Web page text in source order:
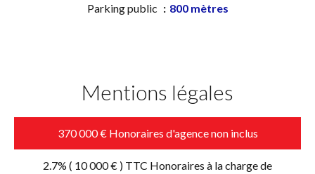
Parking public 800 mètres
Mentions légales
370 000 € Honoraires d'agence non inclus
2.7% ( 10 000 € ) TTC Honoraires à la charge de